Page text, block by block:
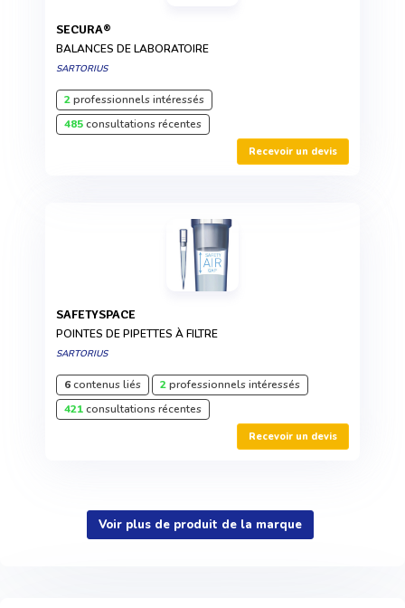
SECURA®
BALANCES DE LABORATOIRE
SARTORIUS
2professionnels intéressés
485consultations récentes
Recevoir un devis
SAFETYSPACE
POINTES DE PIPETTES À FILTRE
SARTORIUS
6contenus liés 2professionnels intéressés
421consultations récentes
Recevoir un devis
Voir plus de produit de la marque